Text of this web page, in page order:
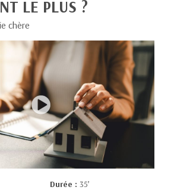
LE PLUS ?
chère
Durée : 35’